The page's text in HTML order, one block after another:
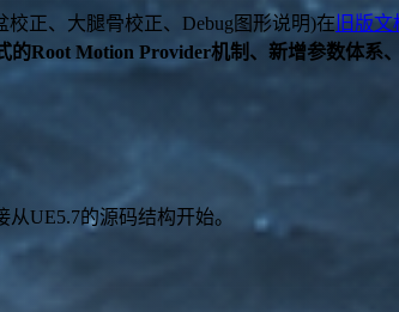
正、大腿骨校正、Debug图形说明)在旧版文
的Root Motion Provider机制、新增参数体系
UE5.7的源码结构开始。